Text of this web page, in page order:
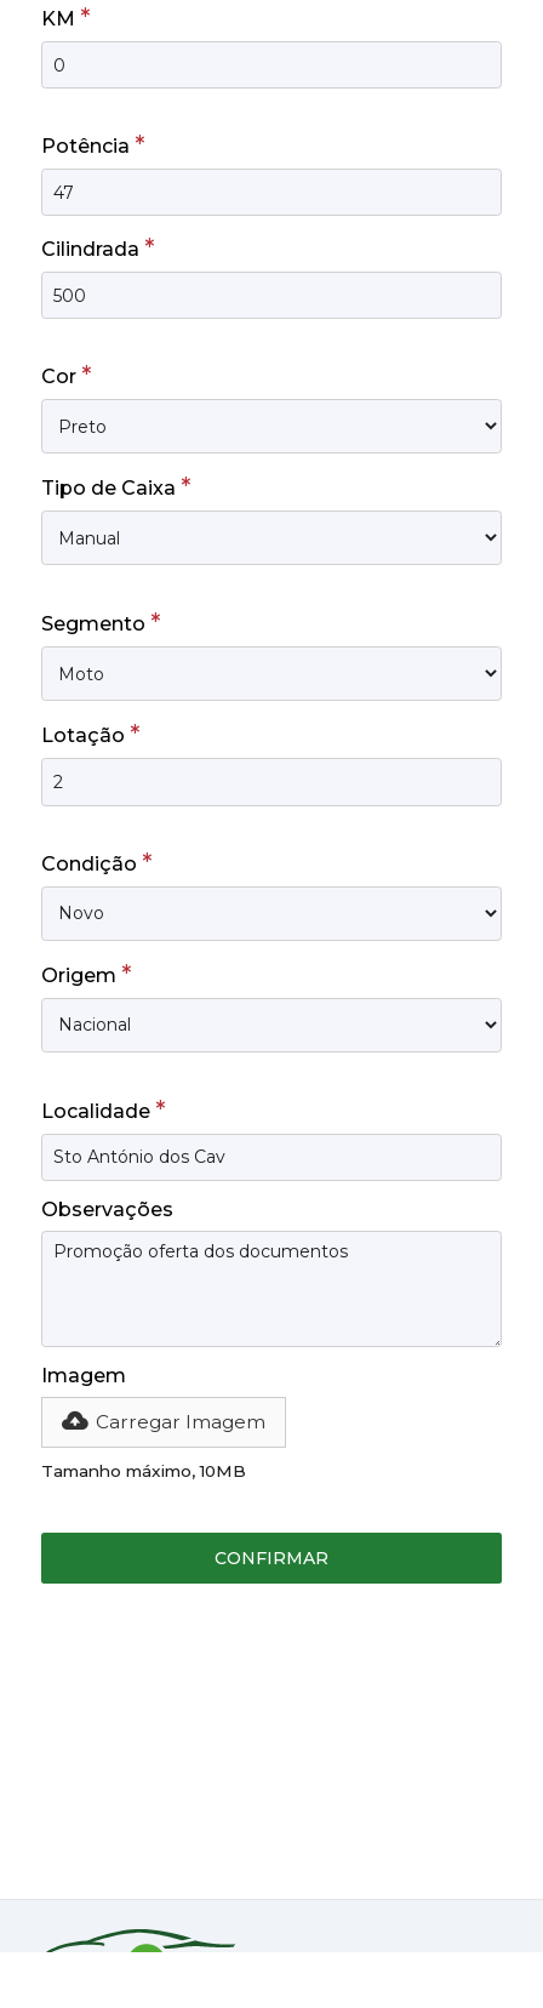
KM *
Potência *
Cilindrada *
Cor *
Tipo de Caixa *
Segmento *
Lotação *
Condição *
Origem *
Localidade *
Observações
Imagem
Carregar Imagem
Tamanho máximo, 10MB